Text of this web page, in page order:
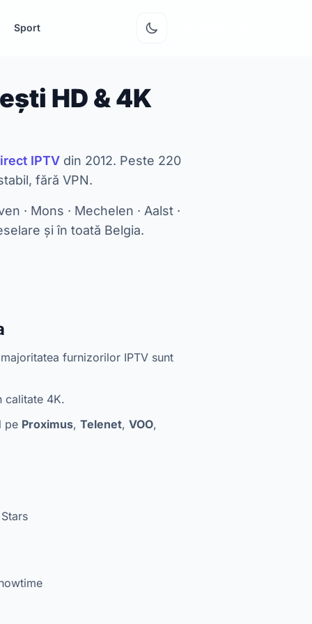
Sport
HD & 4K
IPTV din 2012. Peste 220
fără VPN.
· Mons · Mechelen · Aalst ·
și în toată Belgia.
furnizorilor IPTV sunt
calitate 4K.
pe Proximus, Telenet, VOO,